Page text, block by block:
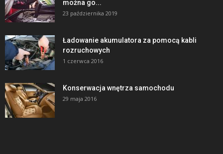
można go...
23 października 2019
Ładowanie akumulatora za pomocą kabli
rozruchowych
1 czerwca 2016
Konserwacja wnętrza samochodu
29 maja 2016